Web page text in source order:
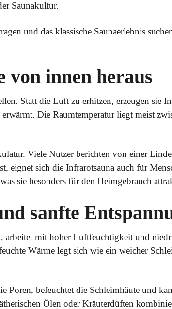
Saunakultur.
und das klassische Saunaerlebnis
von innen heraus
Statt die Luft zu erhitzen, erzeugen sie
Die Raumtemperatur liegt meist
Viele Nutzer berichten von einer
eignet sich die Infrarotsauna auch für
sie besonders für den Heimgebrauch
sanfte
arbeitet mit hoher Luftfeuchtigkeit und
Wärme legt sich wie ein weicher
befeuchtet die Schleimhäute und
Ölen oder Kräuterdüften